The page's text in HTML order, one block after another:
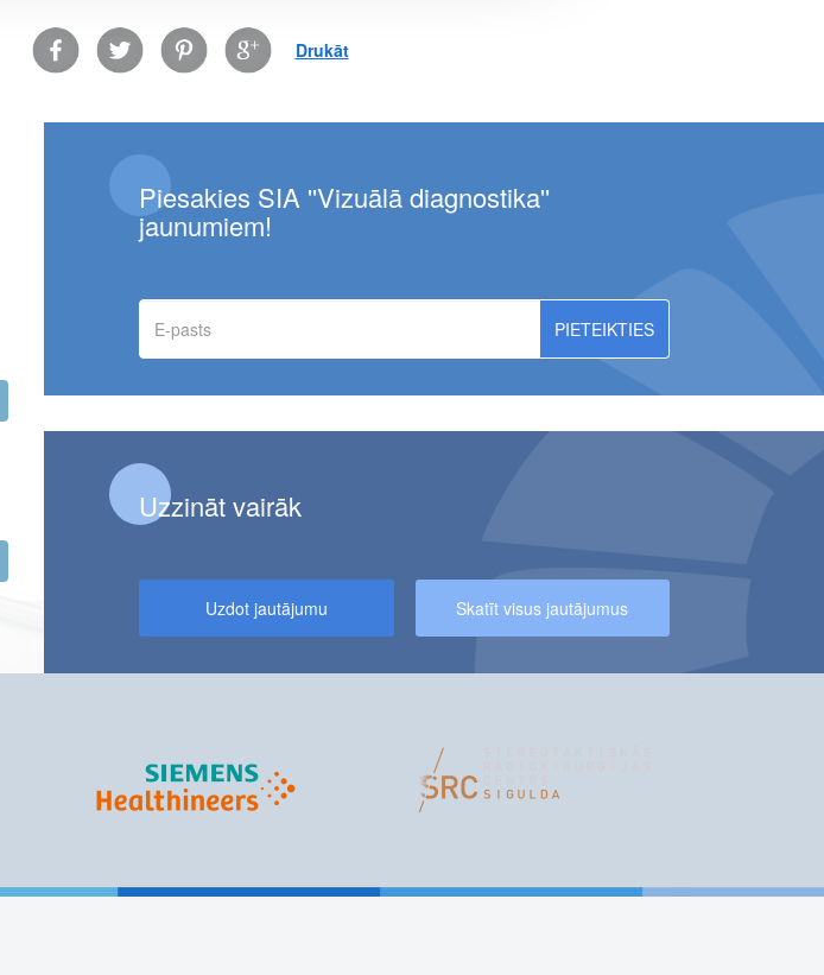
FacebookTwitter Pinterest Google Drukāt
PAR JĒKABPILS FILIĀLĒ UZ LAIKU NEBŪS PIEEJAMI MR IZMEKLĒJUMI
Piesakies SIA ''Vizuālā diagnostika''
jaunumiem!
E-
pasts
Uzzināt vairāk
Uzdot jautājumu Skatīt visus jautājumus